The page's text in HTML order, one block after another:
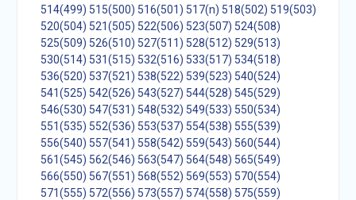
514(499) 515(500) 516(501) 517(n) 518(502) 519(503)
520(504) 521(505) 522(506) 523(507) 524(508)
525(509) 526(510) 527(511) 528(512) 529(513)
530(514) 531(515) 532(516) 533(517) 534(518)
536(520) 537(521) 538(522) 539(523) 540(524)
541(525) 542(526) 543(527) 544(528) 545(529)
546(530) 547(531) 548(532) 549(533) 550(534)
551(535) 552(536) 553(537) 554(538) 555(539)
556(540) 557(541) 558(542) 559(543) 560(544)
561(545) 562(546) 563(547) 564(548) 565(549)
566(550) 567(551) 568(552) 569(553) 570(554)
571(555) 572(556) 573(557) 574(558) 575(559)